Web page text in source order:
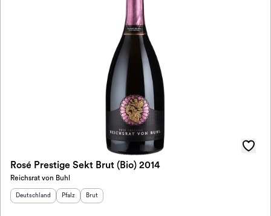
Rosé Prestige Sekt Brut (Bio) 2014
Reichsrat von Buhl
Herkunftsland
Deutschland Herkunftsregion
Pfalz Geschmack
Brut